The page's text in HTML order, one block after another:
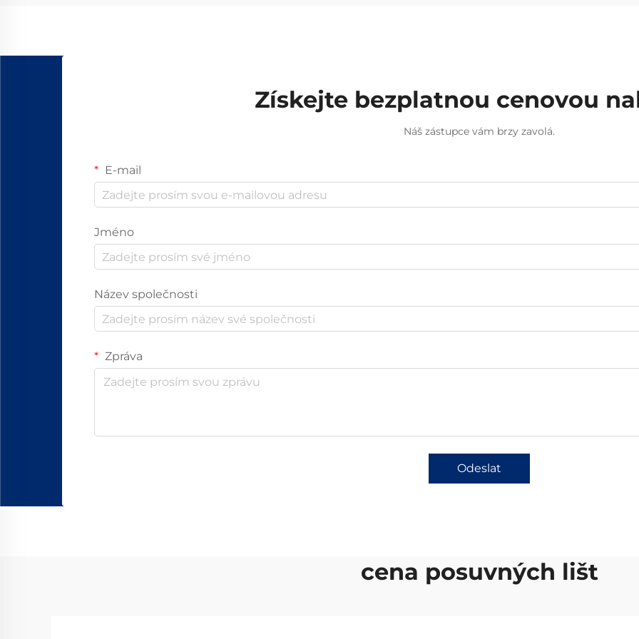
Získejte bezplatnou cenovou
Náš zástupce vám brzy zavolá.
E-mail
Jméno
Název společnosti
Zpráva
Odeslat
cena posuvných lišt